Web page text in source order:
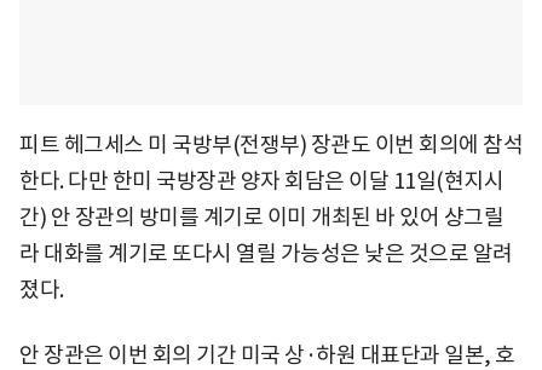
피트 헤그세스 미 국방부(전쟁부) 장관도 이번 회의에 참석
한다. 다만 한미 국방장관 양자 회담은 이달 11일(현지시
간) 안 장관의 방미를 계기로 이미 개최된 바 있어 샹그릴
라 대화를 계기로 또다시 열릴 가능성은 낮은 것으로 알려
졌다.
안 장관은 이번 회의 기간 미국 상·하원 대표단과 일본, 호